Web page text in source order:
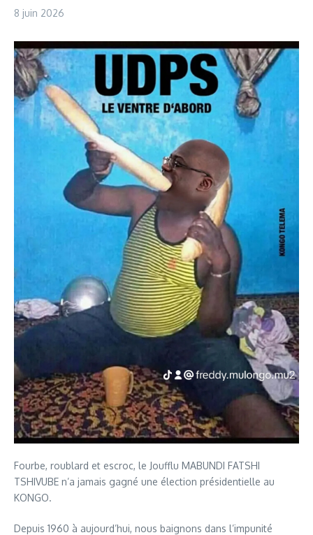
8 juin 2026
Fourbe, roublard et escroc, le Joufflu MABUNDI FATSHI
TSHIVUBE n’a jamais gagné une élection présidentielle au
KONGO.
Depuis 1960 à aujourd’hui, nous baignons dans l’impunité